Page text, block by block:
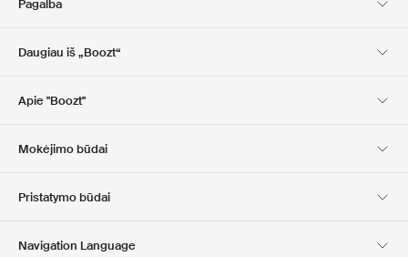
Pagalba
Daugiau iš „Boozt“
Club Boozt
Apie "Boozt"
Spauda ir apdovanojimai
Mokėjimo būdai
Pristatymo būdai
Navigation Language